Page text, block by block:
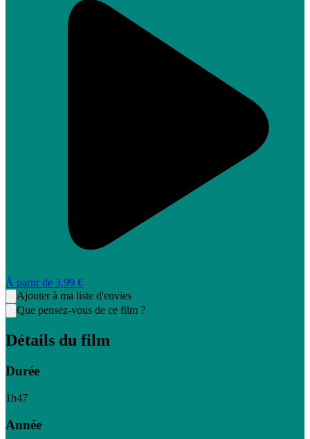
À partir de 3,99 €
Ajouter à ma liste d'envies
Que pensez-vous de ce film ?
Détails du film
Durée
1h47
Année